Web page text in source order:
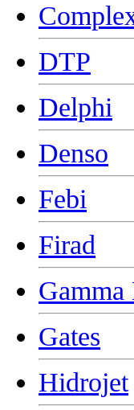
DTP
Delphi
Denso
Febi
Firad
Gamma
Gates
Hidrojet